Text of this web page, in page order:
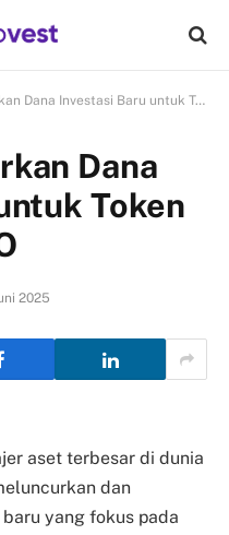
Investasi Baru untuk Token MKR MakerDAO
Dana
Token
2025
aset terbesar di dunia
dan
yang fokus pada